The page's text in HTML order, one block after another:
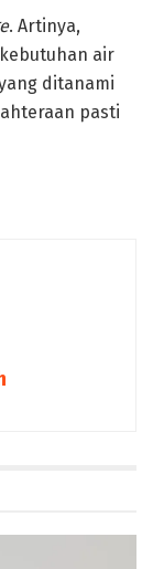
. Artinya,
air
ditanami
pasti